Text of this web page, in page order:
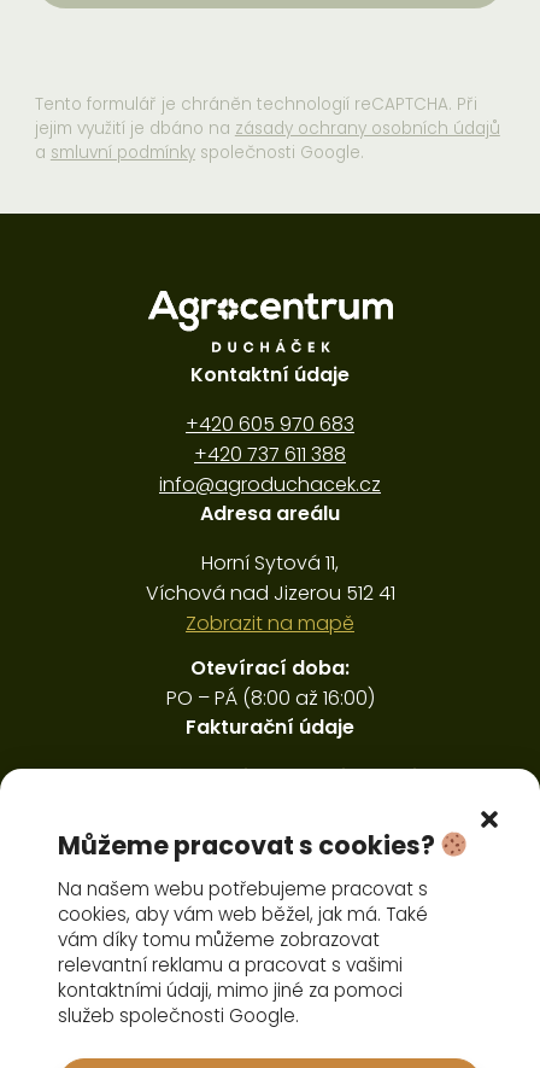
Můžeme pracovat s cookies?
Na našem webu potřebujeme pracovat s
cookies, aby vám web běžel, jak má. Také
vám díky tomu můžeme zobrazovat
relevantní reklamu a pracovat s vašimi
kontaktními údaji, mimo jiné za pomoci
služeb společnosti Google.
Tento formulář je chráněn technologií reCAPTCHA. Při
jejim využití je dbáno na zásady ochrany osobních údajů
a smluvní podmínkyspolečnosti Google.
Kontaktní údaje
+420 605 970 683
+420 737 611 388
info@agroduchacek.cz
Adresa areálu
Horní Sytová 11,
Víchová nad Jizerou 512 41
Zobrazit na mapě
Otevírací doba:
PO – PÁ (8:00 až 16:00)
Fakturační údaje
Ing. Luboš Ducháček, Horná Sytová 30,
IČ: 45594406, DIČ: CZ6410291151
Pořízení čelního nakladače